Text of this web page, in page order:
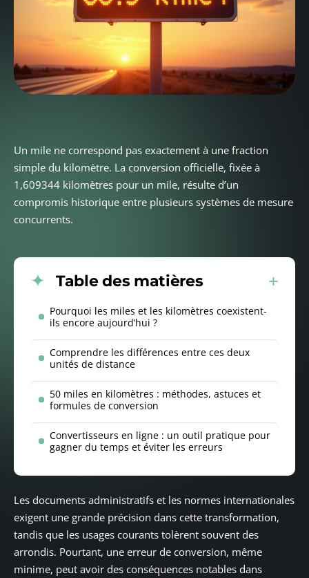
Un mile ne correspond pas exactement à une fraction
simple du kilomètre. La conversion officielle, fixée à
1,609344 kilomètres pour un mile, résulte d’un
compromis historique entre plusieurs systèmes de mesure
concurrents.
Table des matières
Pourquoi les miles et les kilomètres coexistent-
ils encore aujourd’hui ?
Comprendre les différences entre ces deux
unités de distance
50 miles en kilomètres : méthodes, astuces et
formules de conversion
Convertisseurs en ligne : un outil pratique pour
gagner du temps et éviter les erreurs
Les documents administratifs et les normes internationales
exigent une grande précision dans cette transformation,
tandis que les usages courants tolèrent souvent des
arrondis. Pourtant, une erreur de conversion, même
minime, peut avoir des conséquences notables dans